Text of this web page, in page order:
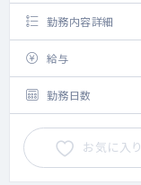
勤務内容詳細
給与
勤務日数
お気に入り